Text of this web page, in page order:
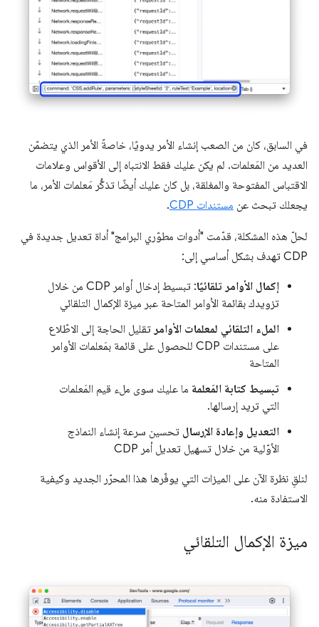
في السابق، كان من الصعب إنشاء الأمر يدويًا، خاصةً الأمر الذي يتضمّن
العديد من المَعلمات. لم يكن عليك فقط الانتباه إلى الأقواس وعلامات
الاقتباس المفتوحة والمغلقة، بل كان عليك أيضًا تذكُّر مَعلمات الأمر، ما
يجعلك تبحث عن مستندات CDP .
لحلّ هذه المشكلة، قدّمت "أدوات مطوّري البرامج" أداة تعديل جديدة في
CDP تهدف بشكل أساسي إلى:
إكمال الأوامر تلقائيًا
: تبسيط إدخال أوامر CDP من خلال
تزويدك بقائمة الأوامر المتاحة عبر ميزة الإكمال التلقائي
الملء التلقائي لمعلمات الأوامر تقليل الحاجة إلى الاطّلاع
على مستندات CDP للحصول على قائمة بمَعلمات الأوامر
المتاحة
تبسيط كتابة المَعلمة ما عليك سوى ملء قيم المَعلمات
التي تريد إرسالها.
التعديل وإعادة الإرسال تحسين سرعة إنشاء النماذج
الأوّلية من خلال تسهيل تعديل أمر CDP
لنلقِ نظرة الآن على الميزات التي يوفّرها هذا المحرّر الجديد وكيفية
الاستفادة منه.
ميزة الإكمال التلقائي